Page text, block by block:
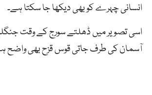
انسانی چہرے کو بھی دیکھا جا سکتا ہے۔
اسی تصویر میں ڈھلتے سورج کے وقت
آسمان کی طرف جاتی قوس قزح بھی واضح